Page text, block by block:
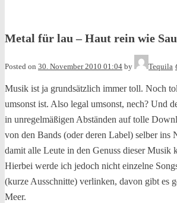
Metal für lau – Haut rein wie
Posted on 30. November 2010 01:04 by Tequila
Musik ist ja grundsätzlich immer toll. Noch
umsonst ist. Also legal umsonst, nech? Und
in unregelmäßigen Abständen auf tolle
von den Bands (oder deren Label) selber ins
damit alle Leute in den Genuss dieser Musik
Hierbei werde ich jedoch nicht einzelne
(kurze Ausschnitte) verlinken, davon gibt es
Meer.